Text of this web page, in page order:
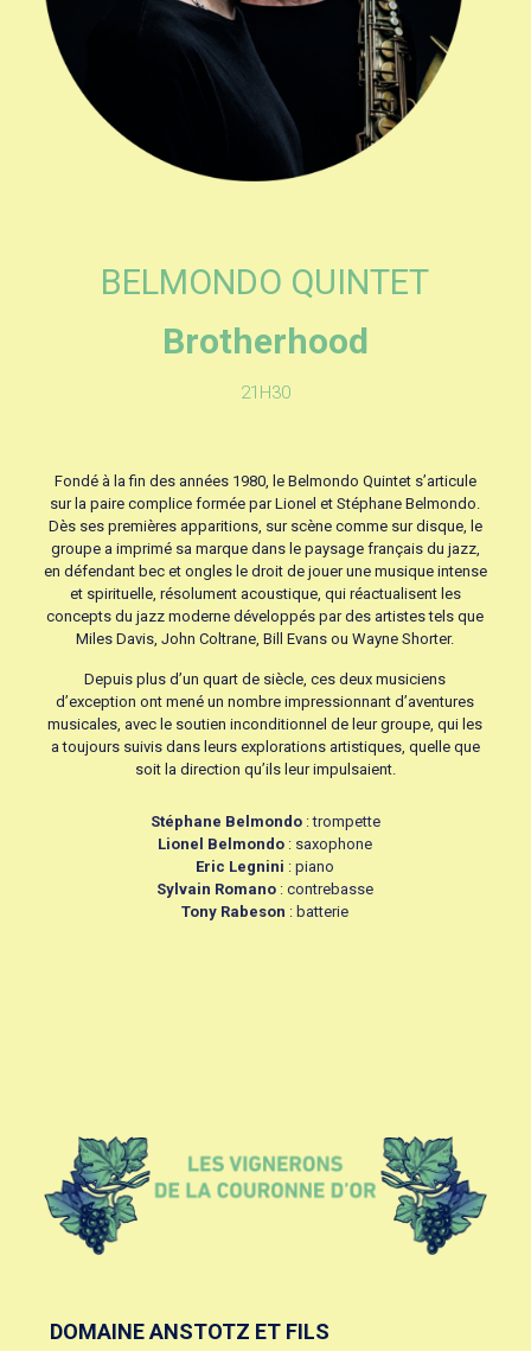
BELMONDO QUINTET
Brotherhood
21H30
Fondé à la fin des années 1980, le Belmondo Quintet s’articule
sur la paire complice formée par Lionel et Stéphane Belmondo.
Dès ses premières apparitions, sur scène comme sur disque, le
groupe a imprimé sa marque dans le paysage français du jazz,
en défendant bec et ongles le droit de jouer une musique intense
et spirituelle, résolument acoustique, qui réactualisent les
concepts du jazz moderne développés par des artistes tels que
Miles Davis, John Coltrane, Bill Evans ou Wayne Shorter.
Depuis plus d’un quart de siècle, ces deux musiciens
d’exception ont mené un nombre impressionnant d’aventures
musicales, avec le soutien inconditionnel de leur groupe, qui les
a toujours suivis dans leurs explorations artistiques, quelle que
soit la direction qu’ils leur impulsaient.
Stéphane Belmondo : trompette
Lionel Belmondo : saxophone
Eric Legnini : piano
Sylvain Romano : contrebasse
Tony Rabeson : batterie
DOMAINE ANSTOTZ ET FILS